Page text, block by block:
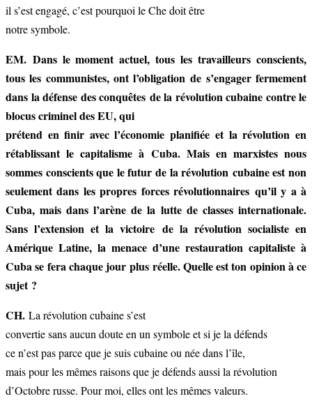
il s’est engagé, c’est pourquoi le Che doit être
notre symbole.
EM. Dans le moment actuel, tous les travailleurs conscients,
tous les communistes, ont l’obligation de s’engager fermement
dans la défense des conquêtes de la révolution cubaine contre le
blocus criminel des EU, qui
prétend en finir avec l’économie planifiée et la révolution en
rétablissant le capitalisme à Cuba. Mais en marxistes nous
sommes conscients que le futur de la révolution cubaine est non
seulement dans les propres forces révolutionnaires qu’il y a à
Cuba, mais dans l’arène de la lutte de classes internationale.
Sans l’extension et la victoire de la révolution socialiste en
Amérique Latine, la menace d’une restauration capitaliste à
Cuba se fera chaque jour plus réelle. Quelle est ton opinion à ce
sujet ?
CH. La révolution cubaine s’est
convertie sans aucun doute en un symbole et si je la défends
ce n’est pas parce que je suis cubaine ou née dans l’île,
mais pour les mêmes raisons que je défends aussi la révolution
d’Octobre russe. Pour moi, elles ont les mêmes valeurs.